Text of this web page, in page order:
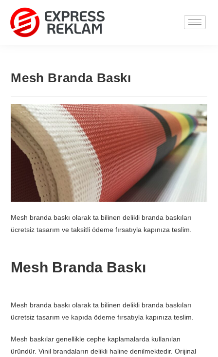
Mesh Branda Baskı
Mesh branda baskı olarak ta bilinen delikli branda baskıları
ücretsiz tasarım ve taksitli ödeme fırsatıyla kapınıza teslim.
Mesh Branda Baskı
Mesh branda baskı olarak ta bilinen delikli branda baskıları
ücretsiz tasarım ve kapıda ödeme fırsatıyla kapınıza teslim.
Mesh baskılar genellikle cephe kaplamalarda kullanılan
üründür. Vinil brandaların delikli haline denilmektedir. Orijinal